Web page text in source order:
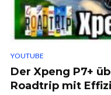
YOUTUBE
Der Xpeng P7+
Roadtrip mit